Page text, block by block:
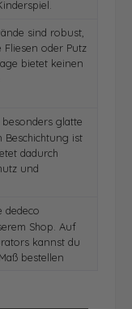
sind robust,
oder Putz
bietet keinen
glatte
Beschichtung ist
dadurch
und
dedeco
Shop. Auf
kannst du
bestellen